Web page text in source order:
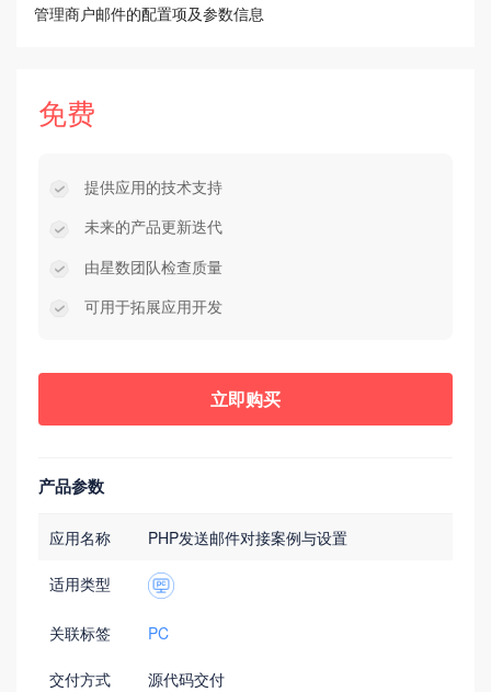
管理商户邮件的配置项及参数信息
免费
提供应用的技术支持
未来的产品更新迭代
由星数团队检查质量
可用于拓展应用开发
立即购买
产品参数
应用名称 PHP发送邮件对接案例与设置
适用类型
关联标签 PC
交付方式 源代码交付